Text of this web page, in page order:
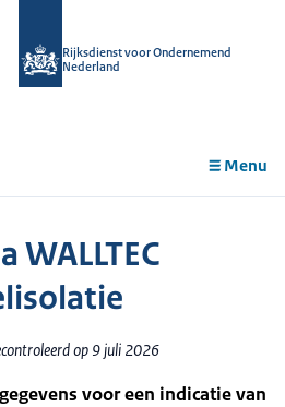
Rijksdienst voor Ondernemend
Nederland
Menu
WALLTEC
op 9 juli 2026
voor een indicatie van